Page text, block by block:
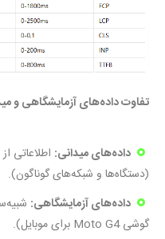
تفاوت داده‌های آزمایشگاهی و
داده‌های میدانی:اطلاعاتی
(دستگاه‌ها و شبکه‌های گوناگون).
داده‌های آزمایشگاهی:
گوشی Moto G4 برای موبایل).